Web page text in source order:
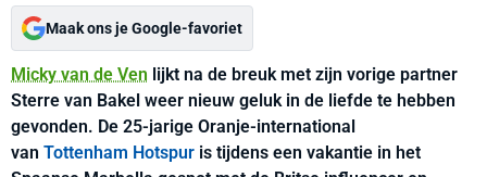
Maak ons je Google-favoriet
Micky van de Ven lijkt na de breuk met zijn vorige partner
Sterre van Bakel weer nieuw geluk in de liefde te hebben
gevonden. De 25-jarige Oranje-international
van Tottenham Hotspur is tijdens een vakantie in het